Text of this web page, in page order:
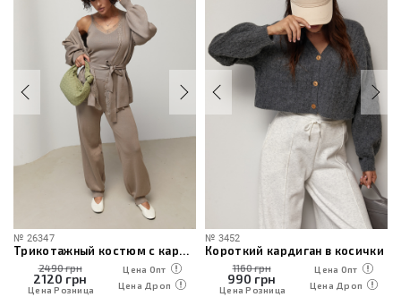
№ 26347
Трикотажный костюм с кардиганом, топом и брюками
2490 грн
2120 грн
Цена Розница
Цена Опт
Цена Дроп
№ 3452
Короткий кардиган в косички
1160 грн
990 грн
Цена Розница
Цена Опт
Цена Дроп